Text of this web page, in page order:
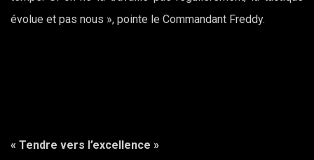
évolue et pas nous », pointe le Commandant Freddy.
« Tendre vers l’excellence »